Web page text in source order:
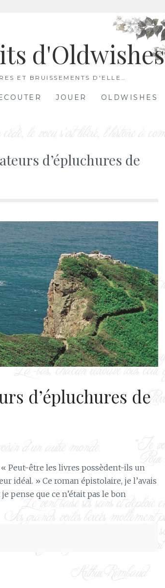
d'Oldwishes
ET BRUISSEMENTS D'ELLE…
ECOUTER JOUER OLDWISHES
d’épluchures de
d’épluchures de
Peut-être les livres possèdent-ils un
idéal. » Ce roman épistolaire, je l’avais
pense que ce n’était pas le bon